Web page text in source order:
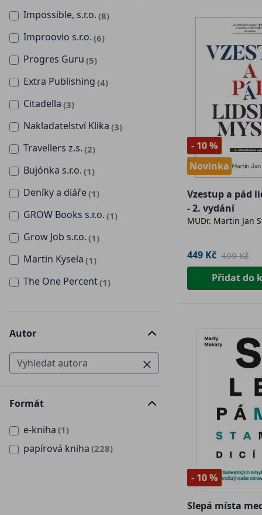
Impossible, s.r.o. (8)
Improovio s.r.o. (6)
Progres Guru (5)
Extra Publishing (4)
Citadella (3)
Nakladatelství Klika (3)
Travellers z.s. (2)
Bujónka s.r.o. (1)
Deníky a diáře(1)
GROW Books s.r.o. (1)
Grow Job s.r.o. (1)
Martin Kysela (1)
The One Percent(1)
Autor
Formát
e-kniha (1)
papírová kniha (228)
- 10 %
Novinka
Vzestup a pád
- 2. vydání
MUDr. Martin Jan
449 Kč 499 Kč
Přidat do
- 10 %
Slepá místa